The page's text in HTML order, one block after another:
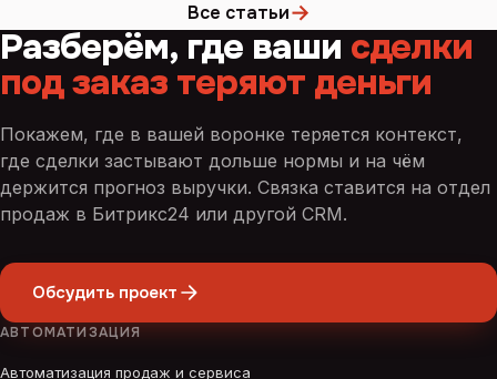
Все статьи→
Разберём, где ваши сделки
под заказ теряют деньги
Покажем, где в вашей воронке теряется контекст,
где сделки застывают дольше нормы и на чём
держится прогноз выручки. Связка ставится на отдел
продаж в Битрикс24 или другой CRM.
Обсудить проект
АВТОМАТИЗАЦИЯ
Автоматизация продаж и сервиса